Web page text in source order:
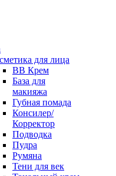
для лица
BB Крем
База для
макияжа
Губная помада
Консилер/
Корректор
Подводка
Пудра
Румяна
Тени для век